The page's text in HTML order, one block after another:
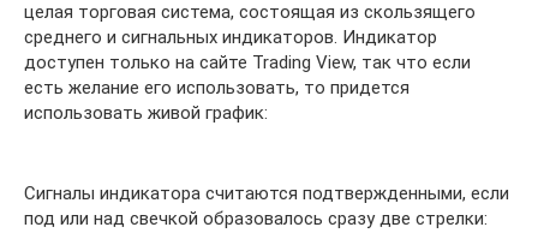
целая торговая система, состоящая из скользящего
среднего и сигнальных индикаторов. Индикатор
доступен только на сайте Trading View, так что если
есть желание его использовать, то придется
использовать живой график:
Сигналы индикатора считаются подтвержденными, если
под или над свечкой образовалось сразу две стрелки: